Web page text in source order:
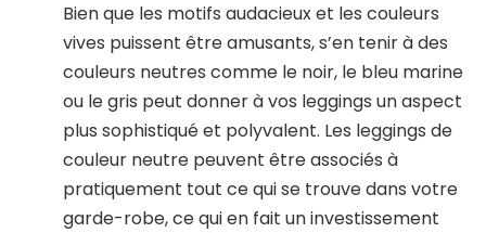
Bien que les motifs audacieux et les couleurs
vives puissent être amusants, s’en tenir à des
couleurs neutres comme le noir, le bleu marine
ou le gris peut donner à vos leggings un aspect
plus sophistiqué et polyvalent. Les leggings de
couleur neutre peuvent être associés à
pratiquement tout ce qui se trouve dans votre
garde-robe, ce qui en fait un investissement